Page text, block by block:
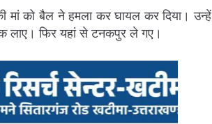
मां को बैल ने हमला कर घायल कर दिया। उन्हें
लाए। फिर यहां से टनकपुर ले गए।